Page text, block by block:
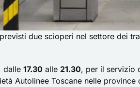
due scioperi nel settore dei
dalle 17.30 alle 21.30, per il servizio
Autolinee Toscane nelle